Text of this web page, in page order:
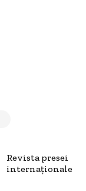
Revista presei
internaţionale